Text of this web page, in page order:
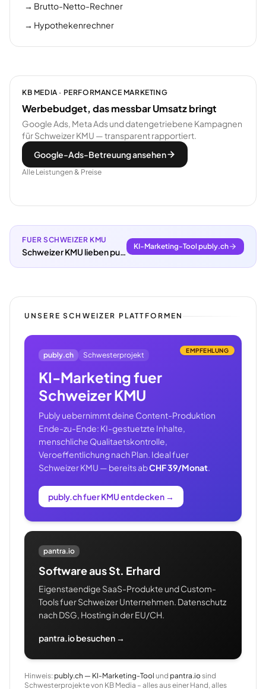
→ Brutto-Netto-Rechner
→ Hypothekenrechner
KB MEDIA · PERFORMANCE MARKETING
Werbebudget, das messbar Umsatz bringt
Google Ads, Meta Ads und datengetriebene Kampagnen
für Schweizer KMU — transparent rapportiert.
Google-Ads-Betreuung ansehen
Alle Leistungen & Preise
FUER SCHWEIZER KMU
Schweizer KMU lieben publy.ch.
KI-Marketing-Tool publy.ch
UNSERE SCHWEIZER PLATTFORMEN
EMPFEHLUNG
publy.ch Schwesterprojekt
KI-Marketing fuer
Schweizer KMU
Publy uebernimmt deine Content-Produktion
Ende-zu-Ende: KI-gestuetzte Inhalte,
menschliche Qualitaetskontrolle,
Veroeffentlichung nach Plan. Ideal fuer
Schweizer KMU — bereits abCHF 39/Monat.
publy.ch fuer KMU entdecken →
pantra.io
Software aus St. Erhard
Eigenstaendige SaaS-Produkte und Custom-
Tools fuer Schweizer Unternehmen. Datenschutz
nach DSG, Hosting in der EU/CH.
pantra.io besuchen →
Hinweis: publy.ch — KI-Marketing-Tool und pantra.iosind
Schwesterprojekte von KB Media – alles aus einer Hand, alles